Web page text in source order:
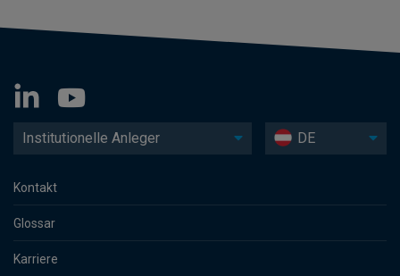
Institutionelle Anleger DE
Kontakt
Glossar
Karriere